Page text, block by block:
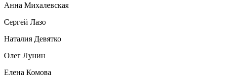
Анна Михалевская
Сергей Лазо
Наталия Девятко
Олег Лунин
Елена Комова